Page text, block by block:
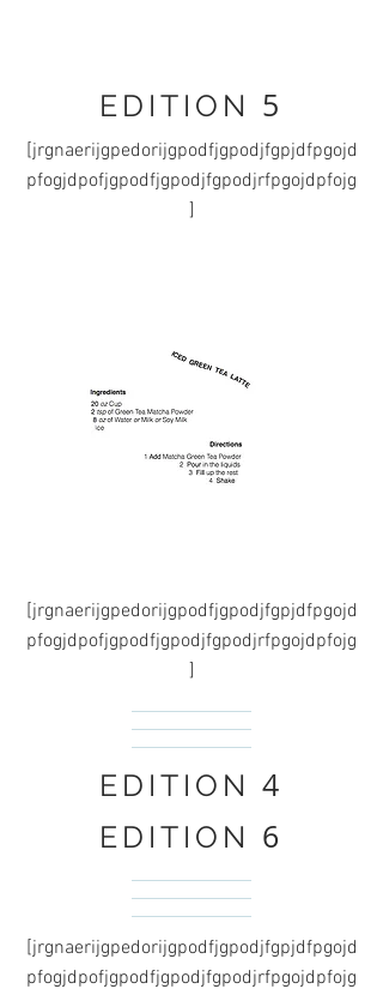
EDITION 5
[jrgnaerijgpedorijgpodfjgpodjfgpjdfpgojd
pfogjdpofjgpodfjgpodjfgpodjrfpgojdpfojg
]
[jrgnaerijgpedorijgpodfjgpodjfgpjdfpgojd
pfogjdpofjgpodfjgpodjfgpodjrfpgojdpfojg
]
EDITION 4
EDITION 6
[jrgnaerijgpedorijgpodfjgpodjfgpjdfpgojd
pfogjdpofjgpodfjgpodjfgpodjrfpgojdpfojg